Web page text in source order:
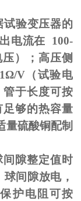
试验变压器的
电流在 100-
）；高压侧
1Ω/V（试验电
于长度可按
够的热容量
量硫酸铜配制
隙整定值时
球间隙放电，
护电阻可按